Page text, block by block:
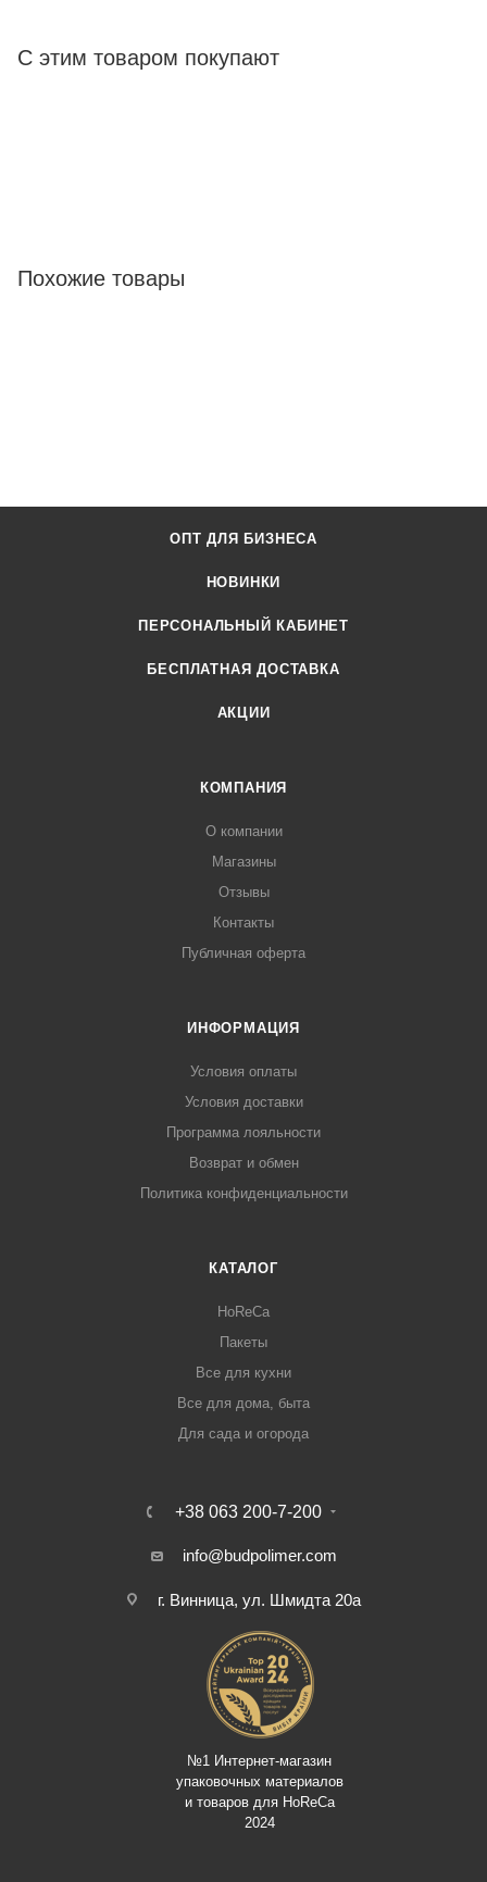
С этим товаром покупают
Похожие товары
ОПТ ДЛЯ БИЗНЕСА
НОВИНКИ
ПЕРСОНАЛЬНЫЙ КАБИНЕТ
БЕСПЛАТНАЯ ДОСТАВКА
АКЦИИ
КОМПАНИЯ
О компании
Магазины
Отзывы
Контакты
Публичная оферта
ИНФОРМАЦИЯ
Условия оплаты
Условия доставки
Программа лояльности
Возврат и обмен
Политика конфиденциальности
КАТАЛОГ
HoReCa
Пакеты
Все для кухни
Все для дома, быта
Для сада и огорода
+38 063 200-7-200
info@budpolimer.com
г. Винница, ул. Шмидта 20а
№1 Интернет-магазин
упаковочных материалов
и товаров для HoReCa
2024